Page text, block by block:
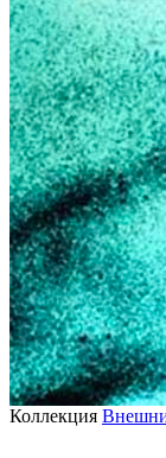
Коллекция